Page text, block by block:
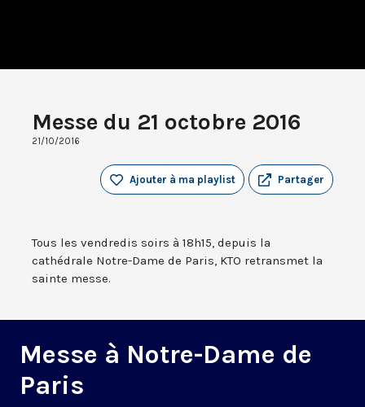
Messe du 21 octobre 2016
21/10/2016
Partager
Ajouter à ma playlist
Tous les vendredis soirs à 18h15, depuis la
cathédrale Notre-Dame de Paris, KTO retransmet la
sainte messe.
Messe à Notre-Dame de
Paris